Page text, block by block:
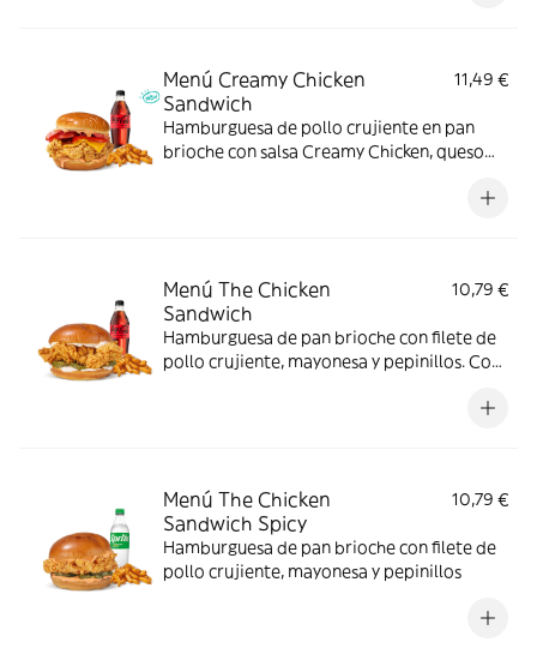
Menú Creamy Chicken
Sandwich
11,49 €
Hamburguesa de pollo crujiente en pan
brioche con salsa Creamy Chicken, queso
Menú The Chicken
Sandwich
10,79 €
Hamburguesa de pan brioche con filete de
pollo crujiente, mayonesa y pepinillos. Con
Menú The Chicken
Sandwich Spicy
10,79 €
Hamburguesa de pan brioche con filete de
pollo crujiente, mayonesa y pepinillos